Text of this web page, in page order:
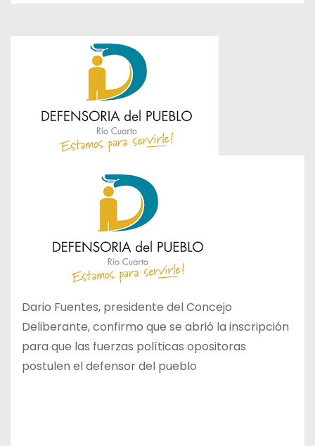
Dario Fuentes, presidente del Concejo
Deliberante, confirmo que se abrió la inscripción
para que las fuerzas políticas opositoras
postulen el defensor del pueblo